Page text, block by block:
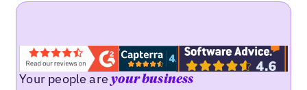
Your people areyour business